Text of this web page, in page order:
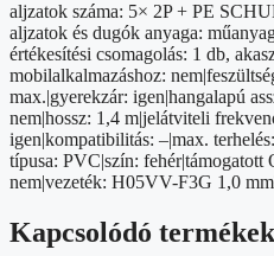
mm2
mennyiség
aljzatok száma: 5× 2P + PE
aljzatok és dugók anyaga:
értékesítési csomagolás: 1 db,
mobilalkalmazáshoz:
max.|gyerekzár: igen|hangalapú
nem|hossz: 1,4 m|jelátviteli
igen|kompatibilitás: –|max.
típusa: PVC|szín: fehér|támogatott
nem|vezeték: H05VV-F3G 1,0
Kapcsolódó termékek